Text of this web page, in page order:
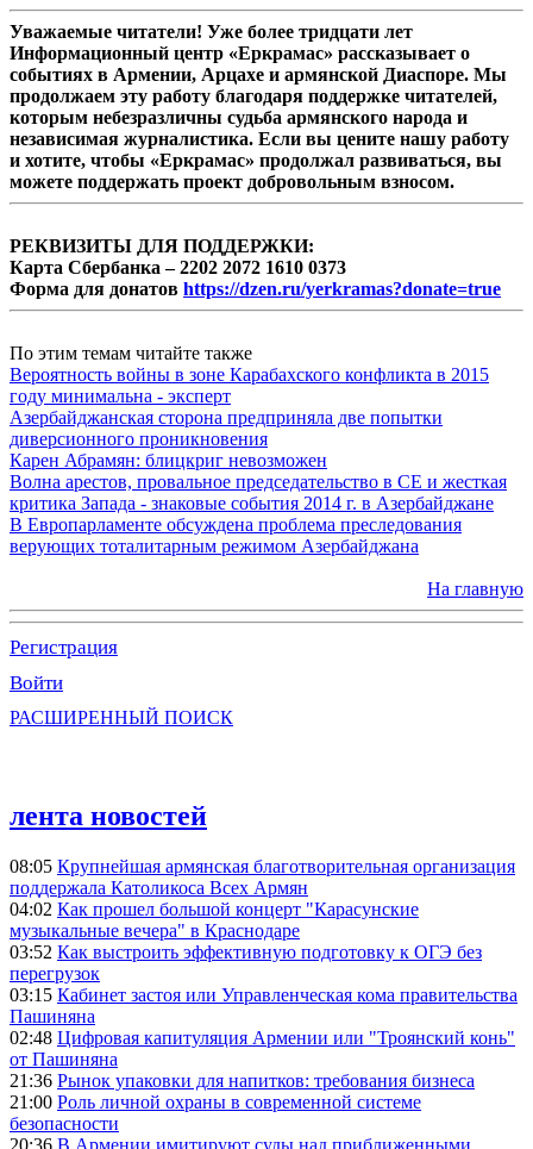
Уважаемые читатели! Уже более тридцати лет
Информационный центр «Еркрамас» рассказывает о
событиях в Армении, Арцахе и армянской Диаспоре. Мы
продолжаем эту работу благодаря поддержке читателей,
которым небезразличны судьба армянского народа и
независимая журналистика. Если вы цените нашу работу
и хотите, чтобы «Еркрамас» продолжал развиваться, вы
можете поддержать проект добровольным взносом.
РЕКВИЗИТЫ ДЛЯ ПОДДЕРЖКИ:
Карта Сбербанка – 2202 2072 1610 0373
Форма для донатов https://dzen.ru/yerkramas?donate=true
По этим темам читайте также
Вероятность войны в зоне Карабахского конфликта в 2015
году минимальна - эксперт
Азербайджанская сторона предприняла две попытки
диверсионного проникновения
Карен Абрамян: блицкриг невозможен
Волна арестов, провальное председательство в СЕ и жесткая
критика Запада - знаковые события 2014 г. в Азербайджане
В Европарламенте обсуждена проблема преследования
верующих тоталитарным режимом Азербайджана
На главную
Регистрация
Войти
РАСШИРЕННЫЙ ПОИСК
лента новостей
08:05 Крупнейшая армянская благотворительная организация
поддержала Католикоса Всех Армян
04:02 Как прошел большой концерт "Карасунские
музыкальные вечера" в Краснодаре
03:52 Как выстроить эффективную подготовку к ОГЭ без
перегрузок
03:15 Кабинет застоя или Управленческая кома правительства
Пашиняна
02:48 Цифровая капитуляция Армении или "Троянский конь"
от Пашиняна
21:36 Рынок упаковки для напитков: требования бизнеса
21:00 Роль личной охраны в современной системе
безопасности
20:36 В Армении имитируют суды над приближенными